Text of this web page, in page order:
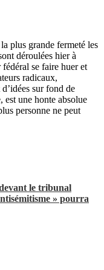
plus grande fermeté les
déroulées hier à
se faire huer et
radicaux,
sur fond de
est une honte absolue
personne ne peut
le tribunal
» pourra